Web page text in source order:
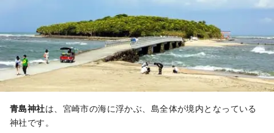
青島神社は、宮崎市の海に浮かぶ、島全体が境内となっている
神社です。